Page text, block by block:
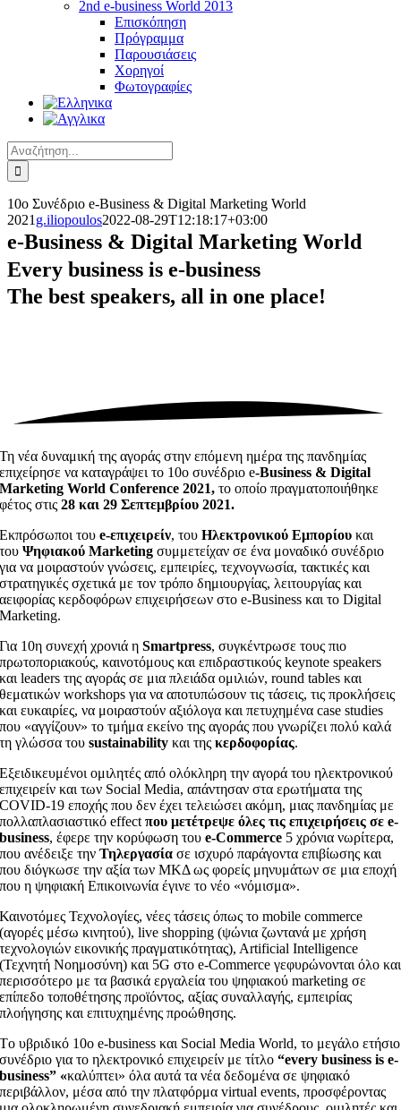
2nd e-business World 2013
Επισκόπηση
Πρόγραμμα
Παρουσιάσεις
Χορηγοί
Φωτογραφίες
Αναζήτηση
για:
10o Συνέδριο e-Business & Digital Marketing World
2021 g.iliopoulos2022-08-29T12:18:17+03:00
e-Business & Digital Marketing World
Every business is e-business
The best speakers, all in one place!
Τη νέα δυναμική της αγοράς στην επόμενη ημέρα της πανδημίας
επιχείρησε να καταγράψει το 10o συνέδριο e-Business & Digital
Marketing World Conference 2021, το οποίο πραγματοποιήθηκε
φέτος στις28 και 29 Σεπτεμβρίου 2021.
Εκπρόσωποι τουe-επιχειρείν, τουΗλεκτρονικού Εμπορίου και
τουΨηφιακού Marketing συμμετείχαν σε ένα μοναδικό συνέδριο
για να μοιραστούν γνώσεις, εμπειρίες, τεχνογνωσία, τακτικές και
στρατηγικές σχετικά με τον τρόπο δημιουργίας, λειτουργίας και
αειφορίας κερδοφόρων επιχειρήσεων στο e-Business και το Digital
Marketing.
Για 10η συνεχή χρονιά ηSmartpress, συγκέντρωσε τους πιο
πρωτοποριακούς, καινοτόμους και επιδραστικούς keynote speakers
και leaders της αγοράς σε μια πλειάδα ομιλιών, round tables και
θεματικών workshops για να αποτυπώσουν τις τάσεις, τις προκλήσεις
και ευκαιρίες, να μοιραστούν αξιόλογα και πετυχημένα case studies
που «αγγίζουν» το τμήμα εκείνο της αγοράς που γνωρίζει πολύ καλά
τη γλώσσα τουsustainability και τηςκερδοφορίας.
Εξειδικευμένοι ομιλητές από ολόκληρη την αγορά του ηλεκτρονικού
επιχειρείν και των Social Media, απάντησαν στα ερωτήματα της
COVID-19 εποχής που δεν έχει τελειώσει ακόμη, μιας πανδημίας με
πολλαπλασιαστικό effectπου μετέτρεψε όλες τις επιχειρήσεις σε e-
business, έφερε την κορύφωση τουe-Commerce 5 χρόνια νωρίτερα,
που ανέδειξε τηνΤηλεργασία σε ισχυρό παράγοντα επιβίωσης και
που διόγκωσε την αξία των ΜΚΔ ως φορείς μηνυμάτων σε μια εποχή
που η ψηφιακή Επικοινωνία έγινε το νέο «νόμισμα».
Καινοτόμες Τεχνολογίες, νέες τάσεις όπως το mobile commerce
(αγορές μέσω κινητού), live shopping (ψώνια ζωντανά με χρήση
τεχνολογιών εικονικής πραγματικότητας), Artificial Intelligence
(Τεχνητή Νοημοσύνη) και 5G στο e-Commerce γεφυρώνονται όλο και
περισσότερο με τα βασικά εργαλεία του ψηφιακού marketing σε
επίπεδο τοποθέτησης προϊόντος, αξίας συναλλαγής, εμπειρίας
πλοήγησης και επιτυχημένης προώθησης.
Tο υβριδικό 10o e-business και Social Media World, το μεγάλο ετήσιο
συνέδριο για το ηλεκτρονικό επιχειρείν με τίτλο“every business is e-
business” «καλύπτει» όλα αυτά τα νέα δεδομένα σε ψηφιακό
περιβάλλον, μέσα από την πλατφόρμα virtual events, προσφέροντας